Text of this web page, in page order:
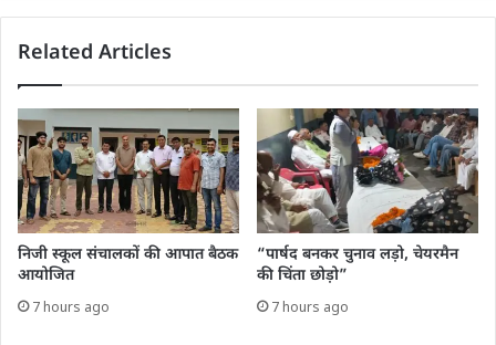
Related Articles
निजी स्कूल संचालकों की आपात बैठक
आयोजित
7 hours ago
“पार्षद बनकर चुनाव लड़ो, चेयरमैन
की चिंता छोड़ो”
7 hours ago